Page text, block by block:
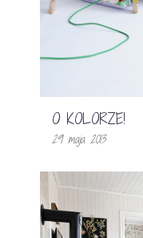
O KOLORZE!
29 maja 2013